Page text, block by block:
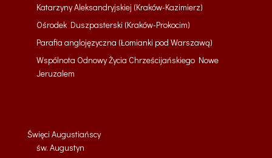
Katarzyny Aleksandryjskiej (Kraków-Kazimierz)
Ośrodek Duszpasterski (Kraków-Prokocim)
Parafia anglojęzyczna (Łomianki pod Warszawą)
Wspólnota Odnowy Życia Chrześcijańskiego Nowe
Jeruzalem
Święci Augustiańscy
św. Augustyn